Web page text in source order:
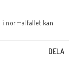
i normalfallet kan
DELA